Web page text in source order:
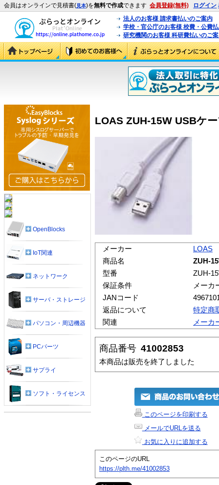
会員はオンラインで見積書(見本)を無料で作成できます 会員登録(無料) ログイン
法人のお客様 請求書払いのご案内
学校・官公庁のお客様 校費・公費
研究機関のお客様 科研費払いのご
LOAS ZUH-15W USBケ
メーカー
LOAS
商品名
ZUH-
型番
ZUH-
保証条件
メーカ
JANコード
返品について
特定商
関連
メーカ
商品番号 41002853
本商品は販売を終了しました
このページを印刷する
メールでURLを送る
お気に入りに追加する
このページのURL
https://plth.me/41002853
OpenBlocks
IoT関連
ネットワーク
サーバ・ストレージ
パソコン・周辺機器
PCパーツ
サプライ
ソフト・ライセンス